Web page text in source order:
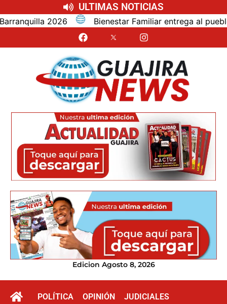
ULTIMAS NOTICIAS
Bienestar Familiar entrega al pueblo wayuu
Edicion Agosto 8, 2026
POLÍTICA OPINIÓN
JUDICIALES